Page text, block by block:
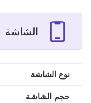
الشاشة
نوع الشاشة
حجم الشاشة